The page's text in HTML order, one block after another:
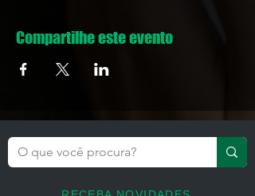
Compartilhe este evento